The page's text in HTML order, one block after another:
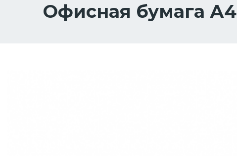
Офисная бумага